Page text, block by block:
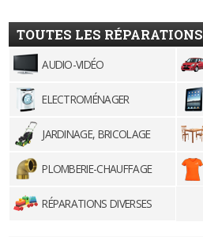
TOUTES LES RÉPARATIONS
AUDIO-VIDÉO
ELECTROMÉNAGER
JARDINAGE, BRICOLAGE
PLOMBERIE-CHAUFFAGE
RÉPARATIONS DIVERSES